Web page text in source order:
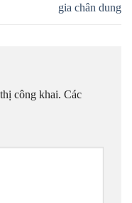
gia chân dung
công khai. Các